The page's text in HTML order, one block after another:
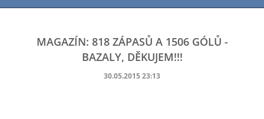
MAGAZÍN: 818 ZÁPASŮ A 1506 GÓLŮ -
BAZALY, DĚKUJEM!!!
30.05.2015 23:13